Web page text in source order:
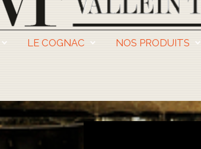
LE COGNAC NOS PRODUITS